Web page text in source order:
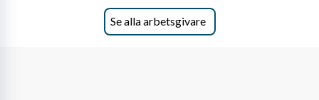
Se alla arbetsgivare